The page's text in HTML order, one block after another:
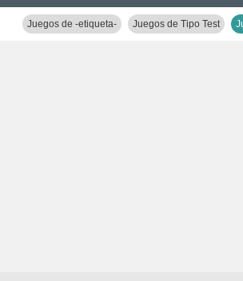
Juegos de -etiqueta- Juegos de Tipo Test